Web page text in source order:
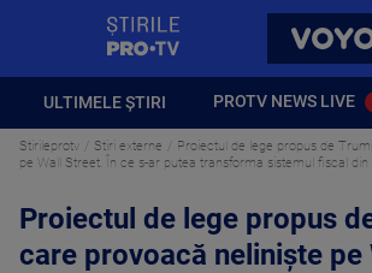
ULTIMELE ȘTIRI PROTV NEWS LIVE
Stirileprotv Stiri externe
Proiectul de lege propus de
pe Wall Street. În ce s-ar putea transforma sistemul fiscal din
Proiectul de lege propus
care provoacă neliniște pe